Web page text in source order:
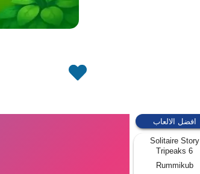
افضل الالعاب
Solitaire Story
Tripeaks 6
Rummikub